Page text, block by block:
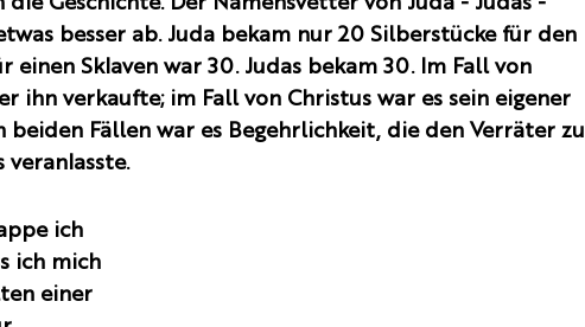
besser ab. Juda bekam nur 20 Silberstücke für den
einen Sklaven war 30. Judas bekam 30. Im Fall von
ihn verkaufte; im Fall von Christus war es sein eigener
beiden Fällen war es Begehrlichkeit, die den Verräter zu
veranlasste.
ich
ich mich
einer